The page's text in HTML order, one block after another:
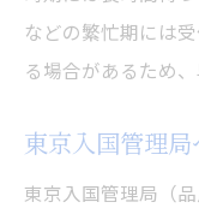
などの繁忙期には
る場合があるため
東京入国管理
東京入国管理局（